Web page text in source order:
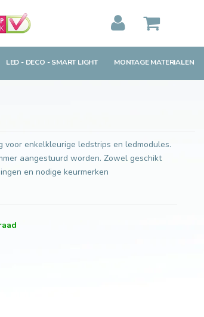
LED - DECO - SMART LIGHT MONTAGE MATERIALEN
enkelkleurige ledstrips en ledmodules.
aangestuurd worden. Zowel geschikt
en nodige keurmerken